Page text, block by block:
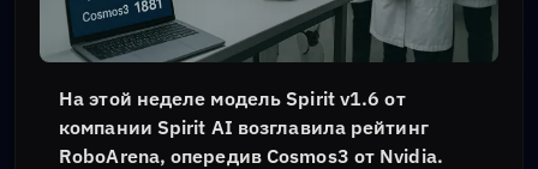
На этой неделе модель Spirit v1.6 от
компании Spirit AI возглавила рейтинг
RoboArena, опередив Cosmos3 от Nvidia.